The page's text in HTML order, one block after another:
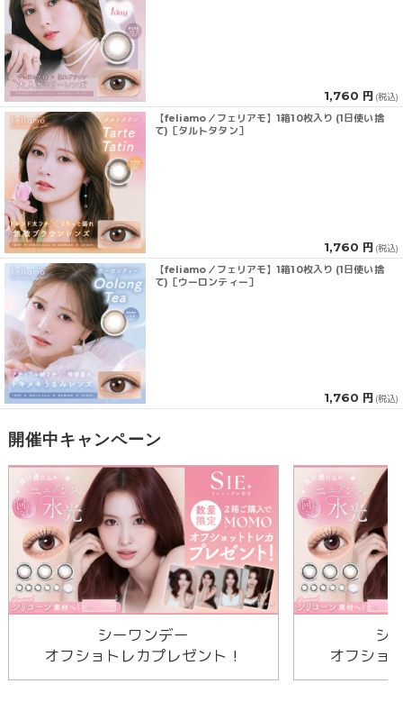
1,760 円 (税込)
【feliamo／フェリアモ】1箱10枚入り (1日使い捨
て)［タルトタタン］
1,760 円 (税込)
【feliamo／フェリアモ】1箱10枚入り (1日使い捨
て)［ウーロンティー］
1,760 円 (税込)
開催中キャンペーン
シーワンデー
オフショトレカプレゼント！
シ
オフショ